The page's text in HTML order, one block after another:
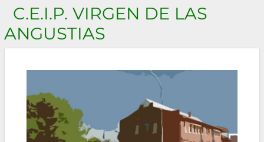
enlaces
de
ayuda
navegación
C.E.I.P. VIRGEN DE LAS
ANGUSTIAS